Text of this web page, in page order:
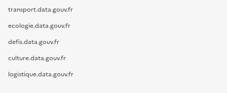
transport.data.gouv.fr
ecologie.data.gouv.fr
defis.data.gouv.fr
culture.data.gouv.fr
logistique.data.gouv.fr